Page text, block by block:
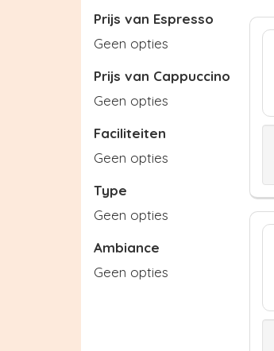
Prijs van Espresso
Geen opties
Prijs van Cappuccino
Geen opties
Faciliteiten
Geen opties
Type
Geen opties
Ambiance
Geen opties